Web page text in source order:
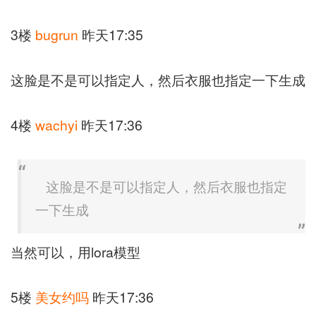
3楼 bugrun 昨天17:35
这脸是不是可以指定人，然后衣服也指定一下生成
4楼 wachyi 昨天17:36
这脸是不是可以指定人，然后衣服也指定
一下生成
当然可以，用lora模型
5楼 美女约吗 昨天17:36